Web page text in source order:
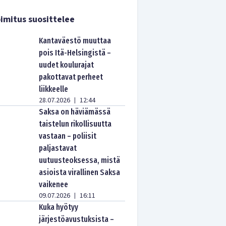
suosittelee
Kantaväestö muuttaa
pois Itä-Helsingistä –
uudet koulurajat
pakottavat perheet
liikkeelle
28.07.2026 | 12:44
Saksa on häviämässä
taistelun rikollisuutta
vastaan – poliisit
paljastavat
uutuusteoksessa, mistä
asioista virallinen Saksa
vaikenee
09.07.2026 | 16:11
Kuka hyötyy
järjestöavustuksista –